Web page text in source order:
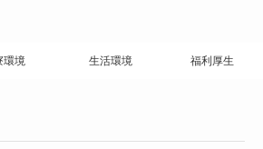
環境 生活環境 福利厚生